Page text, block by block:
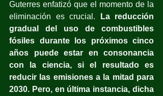
Guterres enfatizó que el momento de la
eliminación es crucial.
La reducción
gradual del uso de combustibles
fósiles durante los próximos cinco
años puede estar en consonancia
con la ciencia, si el resultado es
reducir las emisiones a la mitad para
2030. Pero, en última instancia, dicha